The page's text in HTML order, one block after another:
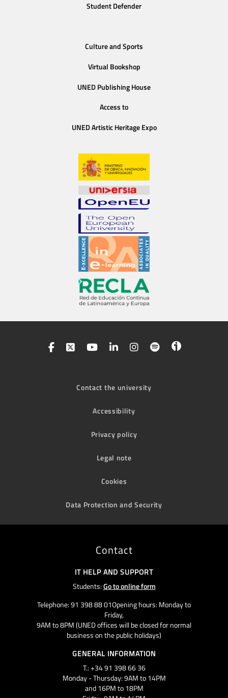
Student Defender
Culture and Sports
Virtual Bookshop
UNED Publishing House
Access to
UNED Artistic Heritage Expo
Contact the university
Accessibility
Privacy policy
Legal note
Cookies
Data Protection and Security
Contact
IT HELP AND SUPPORT
Students:Go to online form
Telephone: 91 398 88 01Opening hours: Monday to
Friday,
9AM to 8PM (UNED offices will be closed for normal
business on the public holidays)
GENERAL INFORMATION
T.: +34 91 398 66 36
Monday - Thursday: 9AM to 14PM
and 16PM to 18PM